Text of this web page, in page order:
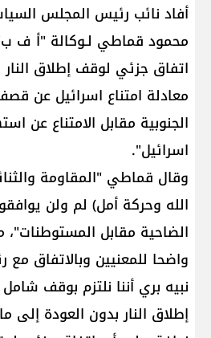
أفاد نائب رئيس المجلس
محمود قماطي​ لـوكالة "أ ف
اتفاق جزئي لوقف إطلاق النار
معادلة امتناع اسرائيل عن
الجنوبية مقابل الامتناع عن
اسرائيل".
وقال قماطي "المقاومة
الله وحركة أمل) لم ولن
الضاحية مقابل المستوطنات"،
واضحا للمعنيين وبالاتفاق
نبيه بري أننا نلتزم بوقف